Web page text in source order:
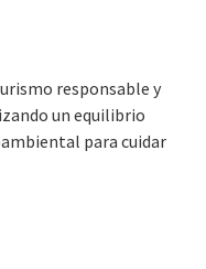
responsable y
un equilibrio
para cuidar